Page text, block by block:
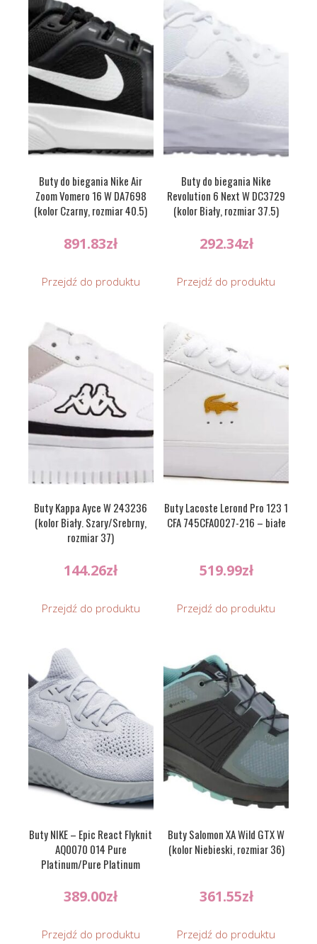
Buty do biegania Nike Air
Zoom Vomero 16 W DA7698
(kolor Czarny, rozmiar 40.5)
891.83zł
Przejdź do produktu
Buty do biegania Nike
Revolution 6 Next W DC3729
(kolor Biały, rozmiar 37.5)
292.34zł
Przejdź do produktu
Buty Kappa Ayce W 243236
(kolor Biały. Szary/Srebrny,
rozmiar 37)
144.26zł
Przejdź do produktu
Buty Lacoste Lerond Pro 123 1
CFA 745CFA0027-216 – białe
519.99zł
Przejdź do produktu
Buty NIKE – Epic React Flyknit
AQ0070 014 Pure
Platinum/Pure Platinum
389.00zł
Przejdź do produktu
Buty Salomon XA Wild GTX W
(kolor Niebieski, rozmiar 36)
361.55zł
Przejdź do produktu